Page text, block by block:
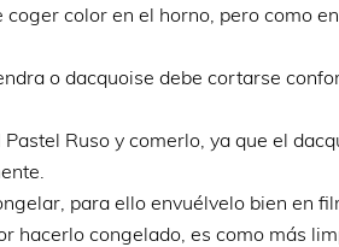
coger color en el horno, pero como
o dacquoise debe cortarse
Ruso y comerlo, ya que el
para ello envuélvelo bien en
hacerlo congelado, es como más